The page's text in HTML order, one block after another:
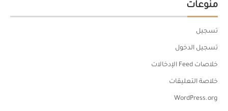
منوعات
تسجيل
تسجيل الدخول
خلاصات Feed الإدخالات
خلاصة التعليقات
WordPress.org